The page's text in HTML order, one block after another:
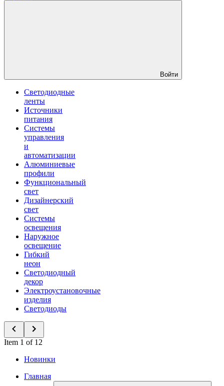
Войти
Светодиодные
ленты
Источники
питания
Системы
управления
и
автоматизации
Алюминиевые
профили
Функциональный
свет
Дизайнерский
свет
Системы
освещения
Наружное
освещение
Гибкий
неон
Светодиодный
декор
Электроустановочные
изделия
Светодиоды
Item 1 of 12
Новинки
Главная